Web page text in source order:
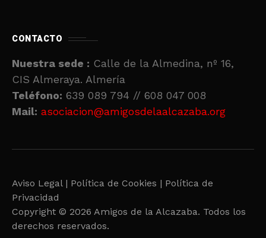
CONTACTO
Nuestra sede : Calle de la Almedina, nº 16,
CIS Almeraya. Almería
Teléfono: 639 089 794 // 608 047 008
Mail: asociacion@amigosdelaalcazaba.org
Aviso Legal | Política de Cookies | Política de
Privacidad
Copyright © 2026 Amigos de la Alcazaba. Todos los
derechos reservados.